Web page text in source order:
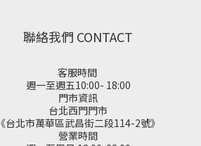
聯絡我們 CONTACT
客服時間
週一至週五10:00- 18:00
門市資訊
台北西門門市
《台北市萬華區武昌街二段114-2號》
營業時間